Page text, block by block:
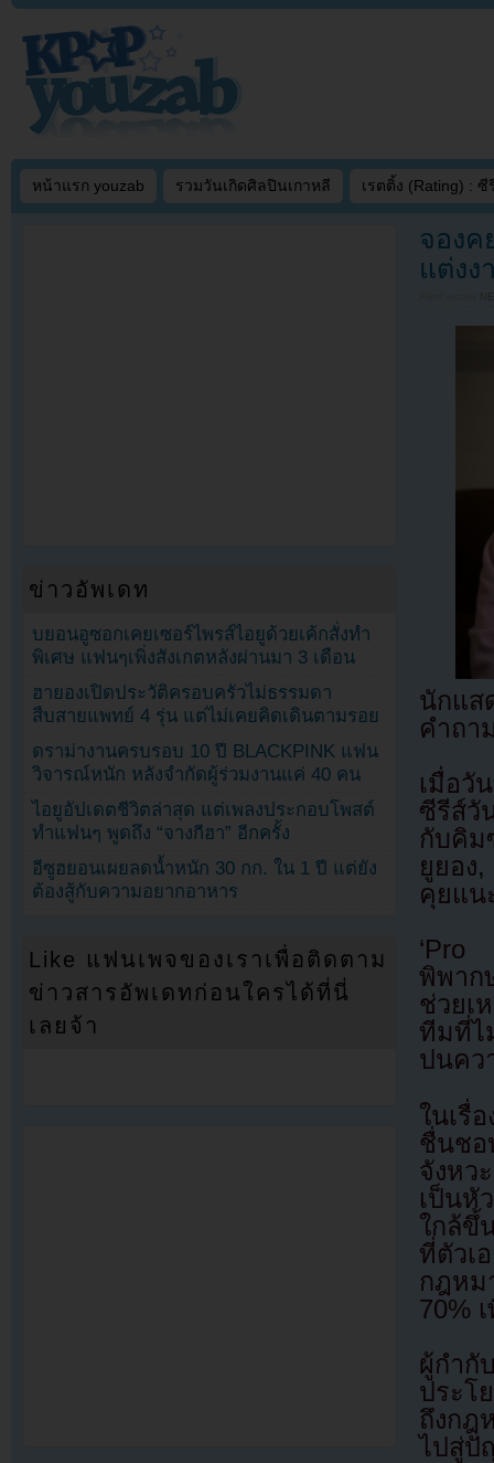
หน้าแรก youzab รวมวันเกิดศิลปินเกาหลี เรตติ้ง (Rating) : ซี
จองค
แต่งง
นักแส
คำถา
เมื่อวั
ซีรีส์วั
กับคิม
ยูยอง
คุยแน
‘Pro
พิพาก
ช่วยเ
ทีมที่ไ
ปนคว
ในเรื่
ชื่นชอ
จังหว
เป็นหั
ใกล้ขึ้
ที่ตัวเ
กฎหม
70%
ผู้กำกั
ประโ
ถึงกฎ
ไปสู่ปั
ข่าวอัพเดท
บยอนอูซอกเคยเซอร์ไพรส์ไอยูด้วยเค้กสั่งทำ
พิเศษ แฟนๆเพิ่งสังเกตหลังผ่านมา 3 เดือน
ฮายองเปิดประวัติครอบครัวไม่ธรรมดา
สืบสายแพทย์ 4 รุ่น แต่ไม่เคยคิดเดินตามรอย
ดราม่างานครบรอบ 10 ปี BLACKPINK แฟน
วิจารณ์หนัก หลังจำกัดผู้ร่วมงานแค่ 40 คน
ไอยูอัปเดตชีวิตล่าสุด แต่เพลงประกอบโพสต์
ทำแฟนๆ พูดถึง “จางกีฮา” อีกครั้ง
อีซูฮยอนเผยลดน้ำหนัก 30 กก. ใน 1 ปี แต่ยัง
ต้องสู้กับความอยากอาหาร
Like แฟนเพจของเราเพื่อติดตาม
ข่าวสารอัพเดทก่อนใครได้ที่นี่
เลยจ้า